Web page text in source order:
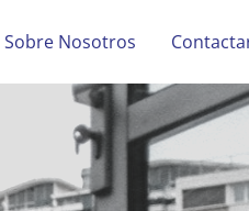
Sobre Nosotros